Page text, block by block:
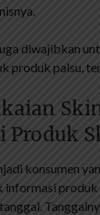
diwajibkan
produk palsu,
konsumen